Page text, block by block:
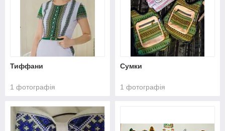
Тиффани
1 фотографія
Сумки
1 фотографія